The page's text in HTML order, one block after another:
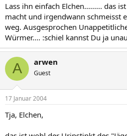
Lass ihn einfach Elchen......... das
macht und irgendwann schmeisst
weg. Ausgesprochen
Würmer.... :schiel kannst Du ja
A arwen
Guest
17 Januar 2004
Tja, Elchen,